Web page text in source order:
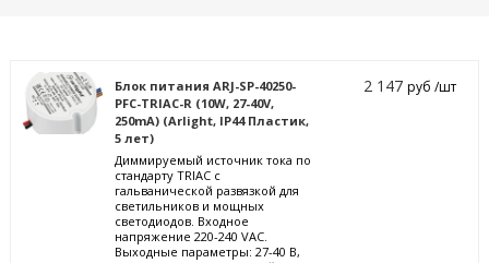
Блок питания ARJ-SP-40250-
PFC-TRIAC-R (10W, 27-40V,
250mA) (Arlight, IP44 Пластик,
5 лет)
Диммируемый источник тока по
стандарту TRIAC с
гальванической развязкой для
светильников и мощных
светодиодов. Входное
напряжение 220-240 VAC.
Выходные параметры: 27-40 В,
2 147руб /шт